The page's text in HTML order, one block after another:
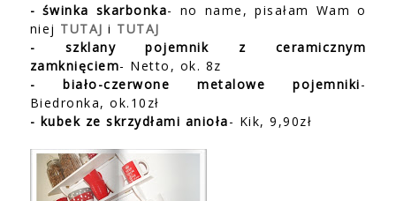
- świnka skarbonka- no name, pisałam Wam o
niej TUTAJi TUTAJ
- szklany pojemnik z ceramicznym
zamknięciem- Netto, ok. 8z
- biało-czerwone metalowe pojemniki-
Biedronka, ok.10zł
- kubek ze skrzydłami anioła- Kik, 9,90zł